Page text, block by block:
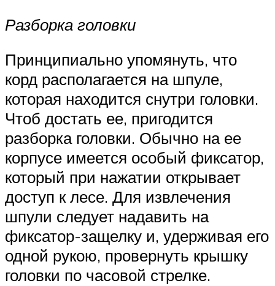
Разборка головки
Принципиально упомянуть, что
корд располагается на шпуле,
которая находится снутри головки.
Чтоб достать ее, пригодится
разборка головки. Обычно на ее
корпусе имеется особый фиксатор,
который при нажатии открывает
доступ к лесе. Для извлечения
шпули следует надавить на
фиксатор-защелку и, удерживая его
одной рукою, провернуть крышку
головки по часовой стрелке.